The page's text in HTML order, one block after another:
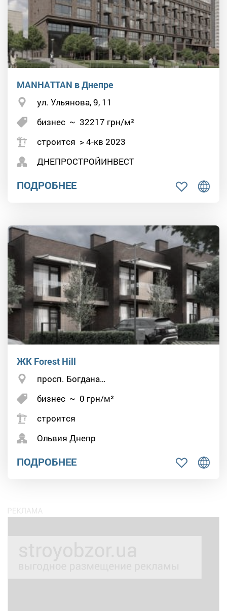
MANHATTAN в Днепре
ул. Ульянова, 9, 11
бизнес ~ 32217 грн/м²
строится > 4-кв 2023
ДНЕПРОСТРОЙИНВЕСТ
ПОДРОБНЕЕ
ЖК Forest Hill
просп. Богдана…
бизнес ~ 0 грн/м²
строится
Ольвия Днепр
ПОДРОБНЕЕ